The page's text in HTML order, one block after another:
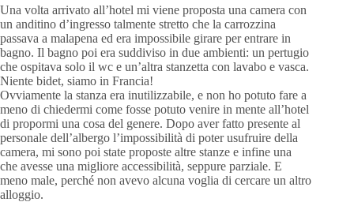
Una volta arrivato all’hotel mi viene proposta una camera con
un anditino d’ingresso talmente stretto che la carrozzina
passava a malapena ed era impossibile girare per entrare in
bagno. Il bagno poi era suddiviso in due ambienti: un pertugio
che ospitava solo il wc e un’altra stanzetta con lavabo e vasca.
Niente bidet, siamo in Francia!
Ovviamente la stanza era inutilizzabile, e non ho potuto fare a
meno di chiedermi come fosse potuto venire in mente all’hotel
di propormi una cosa del genere. Dopo aver fatto presente al
personale dell’albergo l’impossibilità di poter usufruire della
camera, mi sono poi state proposte altre stanze e infine una
che avesse una migliore accessibilità, seppure parziale. E
meno male, perché non avevo alcuna voglia di cercare un altro
alloggio.